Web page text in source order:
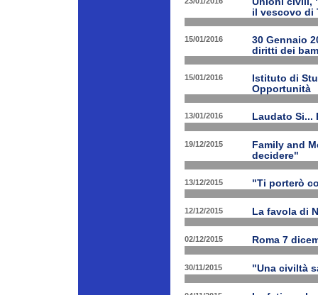
il vescovo di
15/01/2016
30 Gennaio
diritti dei
15/01/2016
Istituto di
Opportunità
13/01/2016 Laudato Si...
19/12/2015
Family and
decidere"
13/12/2015 "Ti porterò
12/12/2015 La favola di
02/12/2015 Roma 7
30/11/2015 "Una civiltà